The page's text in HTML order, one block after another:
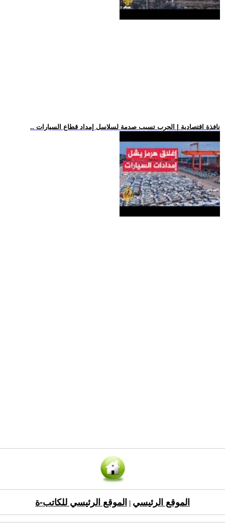
.. نافذة اقتصادية | الحرب تسبب صدمة لسلاسل إمداد قطاع السيارات
الموقع الرئيسي الموقع الرئيسي للكاتب-ة